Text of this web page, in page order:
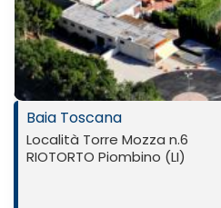
Previ
ous
Baia Toscana
Località Torre Mozza n.6
RIOTORTO Piombino (LI)